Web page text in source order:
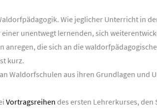
Wie jeglicher Unterricht in
unentwegt lernenden, sich
anregen, die sich an die
kurz.
Waldorfschulen aus ihren Grundlagen
Vortragsreihen des ersten Lehrerkurses,